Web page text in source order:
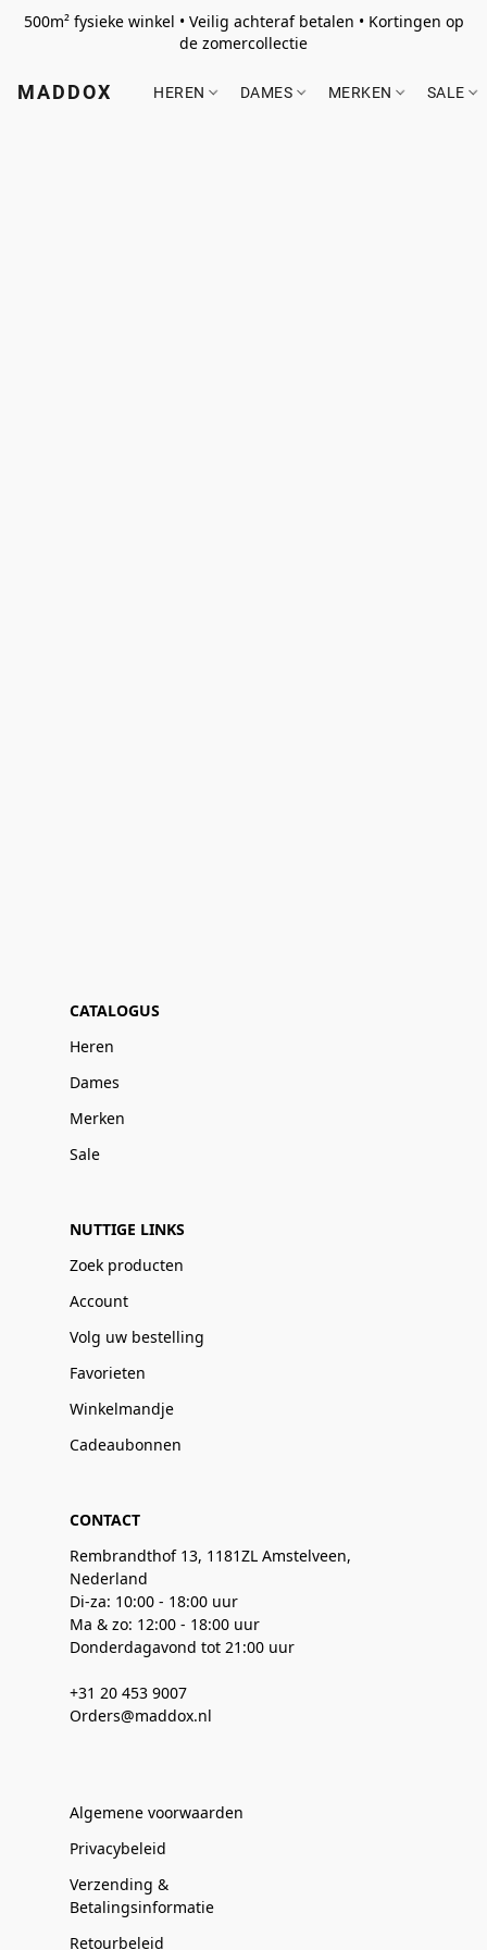
500m² fysieke winkel • Veilig achteraf betalen • Kortingen op
de zomercollectie
MADDOX HEREN DAMES MERKEN SALE
CATALOGUS
Heren
Dames
Merken
Sale
NUTTIGE LINKS
Zoek producten
Account
Volg uw bestelling
Favorieten
Winkelmandje
Cadeaubonnen
CONTACT
Rembrandthof 13, 1181ZL Amstelveen,
Nederland
Di-za: 10:00 - 18:00 uur
Ma & zo: 12:00 - 18:00 uur
Donderdagavond tot 21:00 uur
+31 20 453 9007
Orders@maddox.nl
Algemene voorwaarden
Privacybeleid
Verzending &
Betalingsinformatie
Retourbeleid